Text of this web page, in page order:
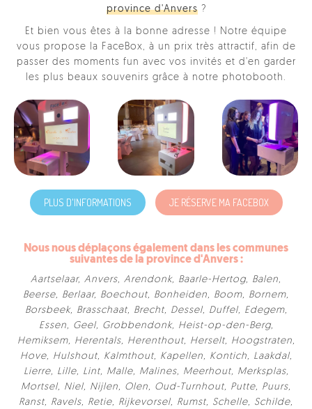
province d'Anvers?
Et bien vous êtes à la bonne adresse ! Notre équipe
vous propose la FaceBox, à un prix très attractif, afin de
passer des moments fun avec vos invités et d'en garder
les plus beaux souvenirs grâce à notre photobooth.
PLUS D'INFORMATIONS JE RÉSERVE MA FACEBOX
Nous nous déplaçons également dans les communes
suivantes de la province d'Anvers :
Aartselaar, Anvers, Arendonk, Baarle-Hertog, Balen,
Beerse, Berlaar, Boechout, Bonheiden, Boom, Bornem,
Borsbeek, Brasschaat, Brecht, Dessel, Duffel, Edegem,
Essen, Geel, Grobbendonk, Heist-op-den-Berg,
Hemiksem, Herentals, Herenthout, Herselt, Hoogstraten,
Hove, Hulshout, Kalmthout, Kapellen, Kontich, Laakdal,
Lierre, Lille, Lint, Malle, Malines, Meerhout, Merksplas,
Mortsel, Niel, Nijlen, Olen, Oud-Turnhout, Putte, Puurs,
Ranst, Ravels, Retie, Rijkevorsel, Rumst, Schelle, Schilde,